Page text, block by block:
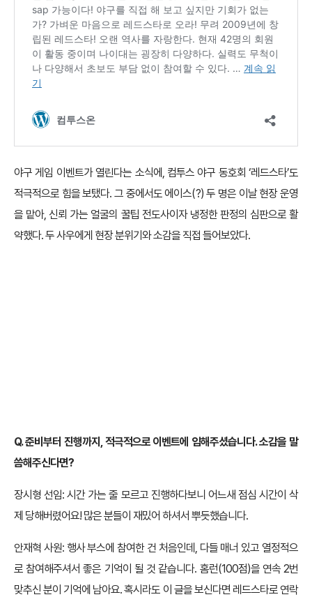
야구 게임 이벤트가 열린다는 소식에, 컴투스 야구 동호회 ‘레드스타’도
적극적으로 힘을 보탰다. 그 중에서도 에이스(?) 두 명은 이날 현장 운영
을 맡아, 신뢰 가는 얼굴의 꿀팁 전도사이자 냉정한 판정의 심판으로 활
약했다. 두 사우에게 현장 분위기와 소감을 직접 들어보았다.
Q. 준비부터 진행까지, 적극적으로 이벤트에 임해주셨습니다. 소감을 말
씀해주신다면?
장시형 선임: 시간 가는 줄 모르고 진행하다보니 어느새 점심 시간이 삭
제 당해버렸어요! 많은 분들이 재밌어 하셔서 뿌듯했습니다.
안재혁 사원: 행사 부스에 참여한 건 처음인데, 다들 매너 있고 열정적으
로 참여해주셔서 좋은 기억이 될 것 같습니다. 홈런(100점)을 연속 2번
맞추신 분이 기억에 남아요. 혹시라도 이 글을 보신다면 레드스타로 연락